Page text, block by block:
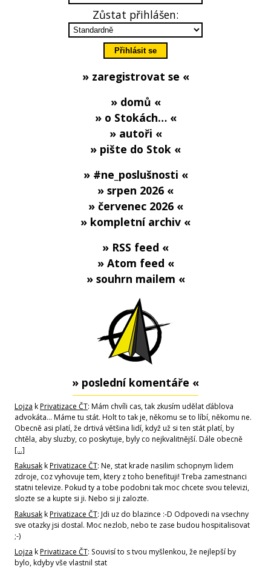
Zůstat přihlášen:
» zaregistrovat se «
» domů «
» o Stokách… «
» autoři «
» pište do Stok «
» #ne_poslušnosti «
» srpen 2026 «
» červenec 2026 «
» kompletní archiv «
» RSS feed «
» Atom feed «
» souhrn mailem «
» poslední komentáře «
Lojza kPrivatizace ČT: Mám chvíli cas, tak zkusím udělat ďáblova
advokáta... Máme tu stát. Holt to tak je, někomu se to líbí, někomu ne.
Obecně asi platí, že drtivá většina lidí, když už si ten stát platí, by
chtěla, aby sluzby, co poskytuje, byly co nejkvalitnější. Dále obecně
[…]
RakusakkPrivatizace ČT: Ne, stat krade nasilim schopnym lidem
zdroje, coz vyhovuje tem, ktery z toho benefituji! Treba zamestnanci
statni televize. Pokud ty a tobe podobni tak moc chcete svou televizi,
slozte se a kupte si ji. Nebo si ji zalozte.
RakusakkPrivatizace ČT: Jdi uz do blazince :-D Odpovedi na vsechny
sve otazky jsi dostal. Moc nezlob, nebo te zase budou hospitalisovat
;-)
Lojza kPrivatizace ČT: Souvisí to s tvou myšlenkou, že nejlepší by
bylo, kdyby vše vlastnil stat